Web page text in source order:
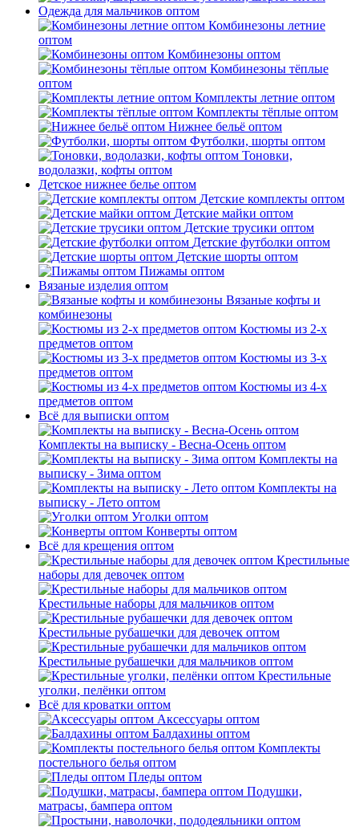
Одежда для мальчиков оптом
Комбинезоны летние
оптом
Комбинезоны оптом
Комбинезоны тёплые
оптом
Комплекты летние оптом
Комплекты тёплые оптом
Нижнее бельё оптом
Футболки, шорты оптом
Тоновки,
водолазки, кофты оптом
Детское нижнее белье оптом
Детские комплекты оптом
Детские майки оптом
Детские трусики оптом
Детские футболки оптом
Детские шорты оптом
Пижамы оптом
Вязаные изделия оптом
Вязаные кофты и
комбинезоны
Костюмы из 2-х
предметов оптом
Костюмы из 3-х
предметов оптом
Костюмы из 4-х
предметов оптом
Всё для выписки оптом
Комплекты на выписку - Весна-Осень оптом
Комплекты на
выписку - Зима оптом
Комплекты на
выписку - Лето оптом
Уголки оптом
Конверты оптом
Всё для крещения оптом
Крестильные
наборы для девочек оптом
Крестильные наборы для мальчиков оптом
Крестильные рубашечки для девочек оптом
Крестильные рубашечки для мальчиков оптом
Крестильные
уголки, пелёнки оптом
Всё для кроватки оптом
Аксессуары оптом
Балдахины оптом
Комплекты
постельного белья оптом
Пледы оптом
Подушки,
матрасы, бампера оптом